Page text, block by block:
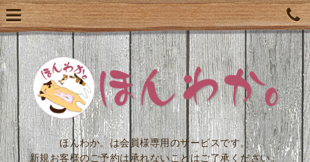
ほんわか。は会員様専用のサービスです。
新規お客様のご予約は承れないことはご了承ください。